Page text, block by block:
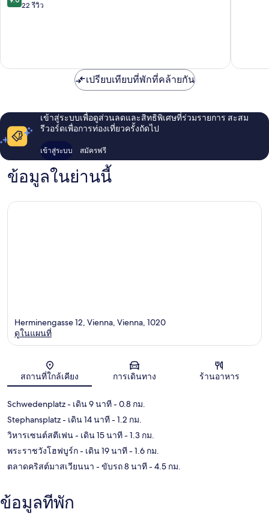
เวียน
จาก22 รีวิว
เปรียบเทียบที่พักที่คล้ายกัน
เข้าสู่ระบบเพื่อดูส่วนลดและสิทธิพิเศษที่ร่วมรายการ สะสม
รีวอร์ดเพื่อการท่องเที่ยวครั้งถัดไป
เข้าสู่ระบบ สมัครฟรี
ข้อมูลในย่านนี้
แผนที่
Herminengasse 12, Vienna, Vienna, 1020
ดูในแผนที่
สถานที่ใกล้เคียง การเดินทาง ร้านอาหาร
Schwedenplatz- เดิน 9 นาที- 0.8 กม.
Stephansplatz- เดิน 14 นาที- 1.2 กม.
วิหารเซนต์สตีเฟน- เดิน 15 นาที- 1.3 กม.
พระราชวังโฮฟบูร์ก- เดิน 19 นาที- 1.6 กม.
ตลาดคริสต์มาสเวียนนา - ขับรถ 8 นาที- 4.5 กม.
ข้อมูลที่พัก